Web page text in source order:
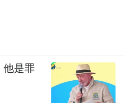
他是罪